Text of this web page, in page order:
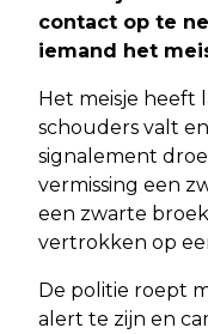
contact op te
iemand het
Het meisje heeft
schouders valt
signalement
vermissing een
een zwarte
vertrokken op
De politie roept
alert te zijn en